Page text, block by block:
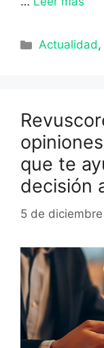
Categorías
Actualidad,
que te
decisión
5 de